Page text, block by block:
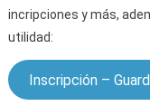
incripciones y más,
utilidad:
Inscripción –